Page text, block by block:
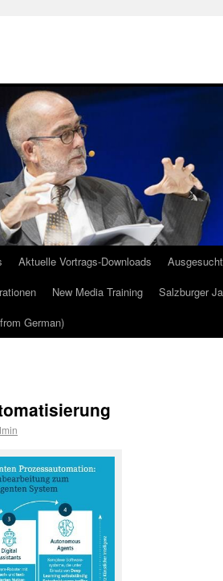
Aktuelle Vortrags-Downloads
New Media Training
Salzburger
German)